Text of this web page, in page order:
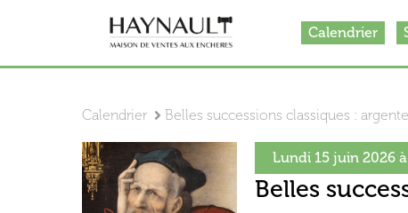
Calendrier
Calendrier Belles successions classiques :
Lundi 15 juin 2026
Belles